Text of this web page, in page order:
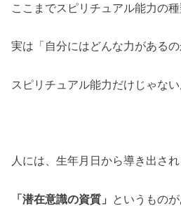
ここまでスピリチュアル能力の種
実は「自分にはどんな力があるの
スピリチュアル能力だけじゃない
人には、生年月日から導き出され
「潜在意識の資質」 というものが